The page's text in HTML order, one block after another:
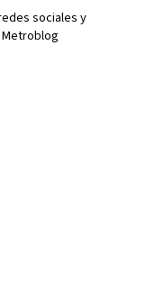
sociales y